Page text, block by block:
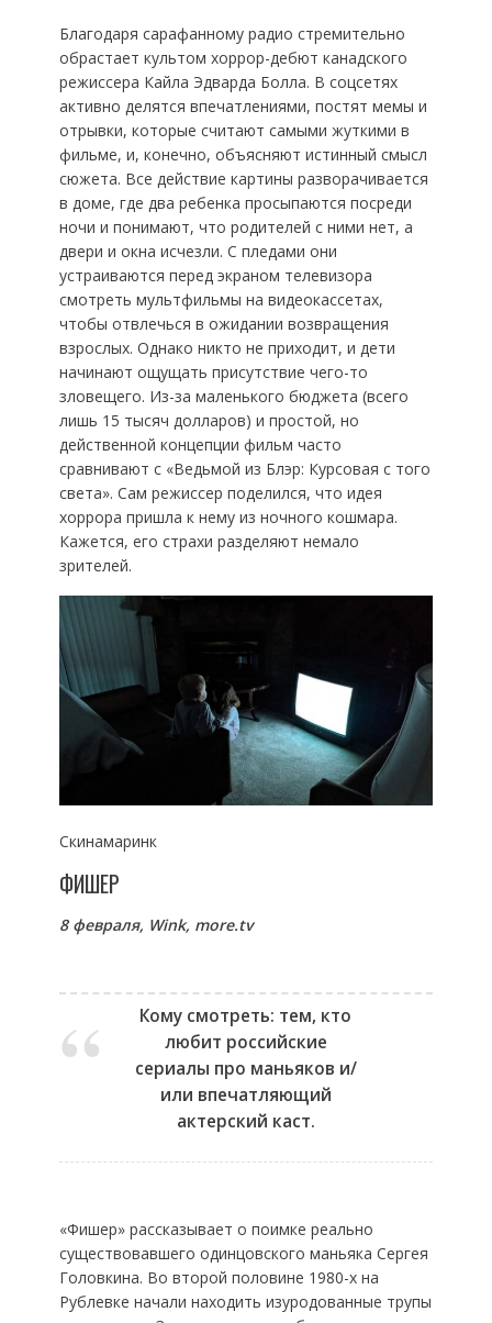
Благодаря сарафанному радио стремительно
обрастает культом хоррор-дебют канадского
режиссера Кайла Эдварда Болла. В соцсетях
активно делятся впечатлениями, постят мемы и
отрывки, которые считают самыми жуткими в
фильме, и, конечно, объясняют истинный смысл
сюжета. Все действие картины разворачивается
в доме, где два ребенка просыпаются посреди
ночи и понимают, что родителей с ними нет, а
двери и окна исчезли. С пледами они
устраиваются перед экраном телевизора
смотреть мультфильмы на видеокассетах,
чтобы отвлечься в ожидании возвращения
взрослых. Однако никто не приходит, и дети
начинают ощущать присутствие чего-то
зловещего. Из-за маленького бюджета (всего
лишь 15 тысяч долларов) и простой, но
действенной концепции фильм часто
сравнивают с «Ведьмой из Блэр: Курсовая с того
света». Сам режиссер поделился, что идея
хоррора пришла к нему из ночного кошмара.
Кажется, его страхи разделяют немало
зрителей.
Скинамаринк
ФИШЕР
8 февраля, Wink, more.tv
Кому смотреть: тем, кто
любит российские
сериалы про маньяков и/
или впечатляющий
актерский каст.
«Фишер» рассказывает о поимке реально
существовавшего одинцовского маньяка Сергея
Головкина. Во второй половине 1980-х на
Рублевке начали находить изуродованные трупы